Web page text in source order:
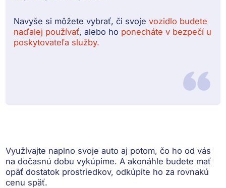
Navyše si môžete vybrať, či svojevozidlo budete
naďalej používať, alebo ho ponecháte v bezpečí u
poskytovateľa služby.
Využívajte naplno svoje auto aj potom, čo ho od vás
na dočasnú dobu vykúpime. A akonáhle budete mať
opäť dostatok prostriedkov, odkúpite ho za rovnakú
cenu späť.